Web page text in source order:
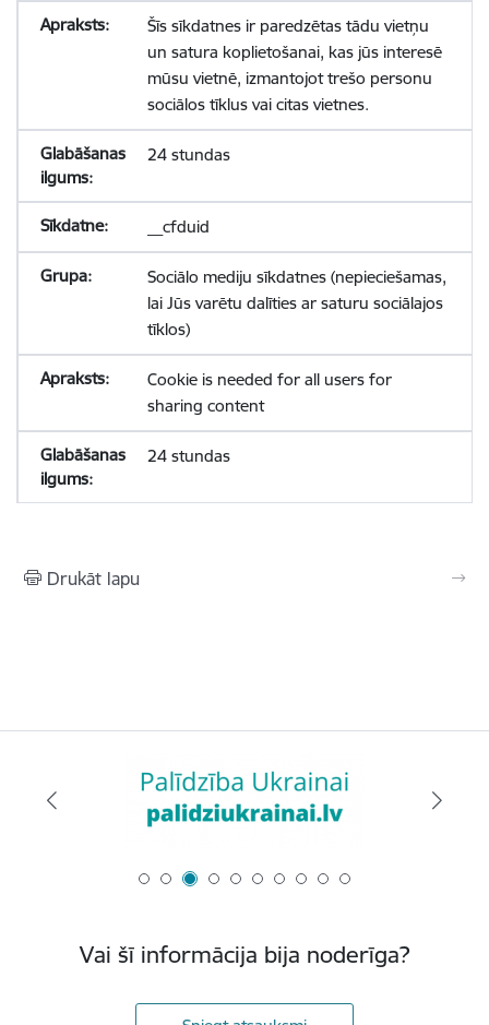
Šīs sīkdatnes ir paredzētas tādu vietņu
un satura koplietošanai, kas jūs interesē
mūsu vietnē, izmantojot trešo personu
sociālos tīklus vai citas vietnes.
24 stundas
__cfduid
Sociālo mediju sīkdatnes (nepieciešamas,
lai Jūs varētu dalīties ar saturu sociālajos
tīklos)
Cookie is needed for all users for
sharing content
24 stundas
Drukāt lapu
Vai šī informācija bija noderīga?